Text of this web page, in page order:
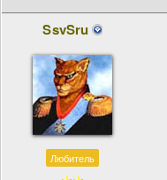
SsvSru
Любитель